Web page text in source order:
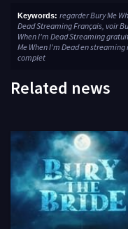
Keywords: regarder Bury Me
Dead Streaming Français, voir
When I'm Dead Streaming
Me When I'm Dead en
complet
Related news